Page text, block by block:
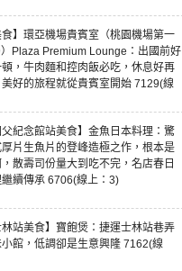
食】環亞機場貴賓室（桃園機場第一
Plaza Premium Lounge：出國前好
，牛肉麵和控肉飯必吃，休息好再
好的旅程就從貴賓室開始 7129(線
父紀念館站美食】金魚日本料理：驚
片生魚片的登峰造極之作，根本是
散壽司份量大到吃不完，名店春日
繼續傳承 6706(線上：3)
林站美食】寶飽煲：捷運士林站巷弄
館，低調卻是生意興隆 7162(線